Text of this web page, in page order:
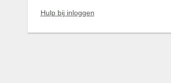
Hulp bij inloggen